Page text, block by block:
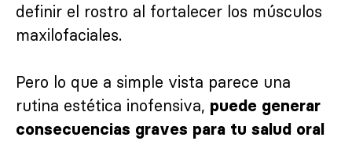
definir el rostro al fortalecer los músculos
maxilofaciales.
Pero lo que a simple vista parece una
rutina estética inofensiva, puede generar
consecuencias graves para tu salud oral